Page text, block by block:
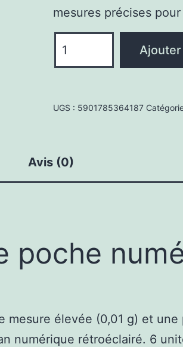
mesures précises
de
Précision
Numérique
Bijoutier
UGS : 5901785364187
Avis (0)
poche
élevée (0,01 g) et une
numérique rétroéclairé. 6